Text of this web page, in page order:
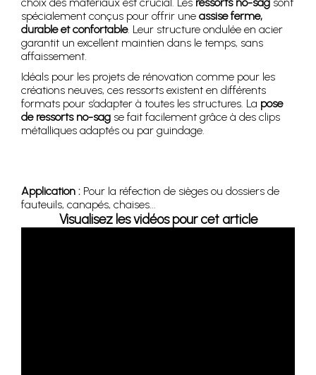
spécialement conçus pour offrir une assise ferme,
durable et confortable. Leur structure ondulée en acier
garantit un excellent maintien dans le temps, sans
affaissement.
Idéals pour les projets de rénovation comme pour les
créations neuves, ces ressorts existent en différents
formats pour s’adapter à toutes les structures. La pose
de ressorts no-sag se fait facilement grâce à des clips
métalliques adaptés ou par guindage.
Application : Pour la réfection de sièges ou dossiers de
fauteuils, canapés, chaises...
Visualisez les vidéos pour cet article